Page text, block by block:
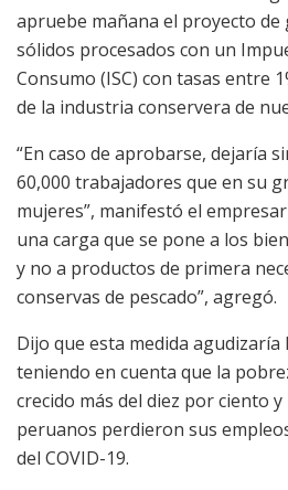
apruebe mañana el proyecto
sólidos procesados con un
Consumo (ISC) con tasas entre
de la industria conservera de
“En caso de aprobarse, dejaría
60,000 trabajadores que en su
mujeres”, manifestó el
una carga que se pone a los
y no a productos de primera
conservas de pescado”, agregó.
Dijo que esta medida agudizaría
teniendo en cuenta que la
crecido más del diez por ciento
peruanos perdieron sus
del COVID-19.